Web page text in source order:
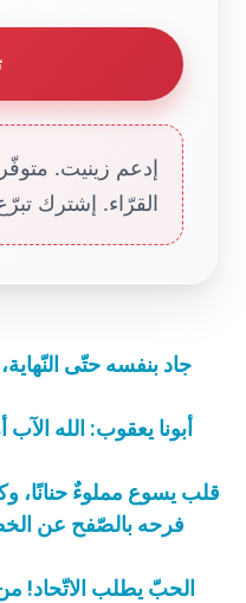
إدعم زينيت.
القرّاء. إشترك
جاد بنفسه حتّى
أبونا يعقوب: الله
قلب يسوع مملوءٌ حنانًا،
فرحه بالصّفح عن
الحبّ يطلب الاتّحاد!